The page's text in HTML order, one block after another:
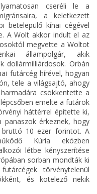
cseréli le a
a keletkezett
betelepülő kínai cégével
A Wolt akkor indult el az
megvette a Woltot
állampolgár, akik
dollármilliárdosok. Orbán
futárcég hírével, hogyan
tele a világsajtó, ahogy
csökkentette a
emelte a futárok
háttérrel építette ki,
érkeznek, hogy
10 ezer forintot. A
Kúria eközben
létbe kényszerítése
sorban mondták ki
törvénytelenül
és kötelező nekik